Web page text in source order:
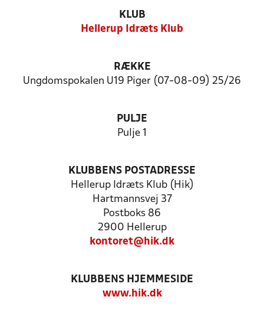
KLUB
Hellerup Idræts Klub
RÆKKE
Ungdomspokalen U19 Piger (07-08-09) 25/26
PULJE
Pulje 1
KLUBBENS POSTADRESSE
Hellerup Idræts Klub (Hik)
Hartmannsvej 37
Postboks 86
2900 Hellerup
kontoret@hik.dk
KLUBBENS HJEMMESIDE
www.hik.dk